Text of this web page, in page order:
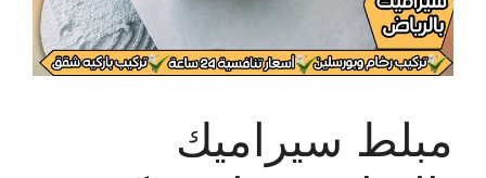
مبلط سيراميك